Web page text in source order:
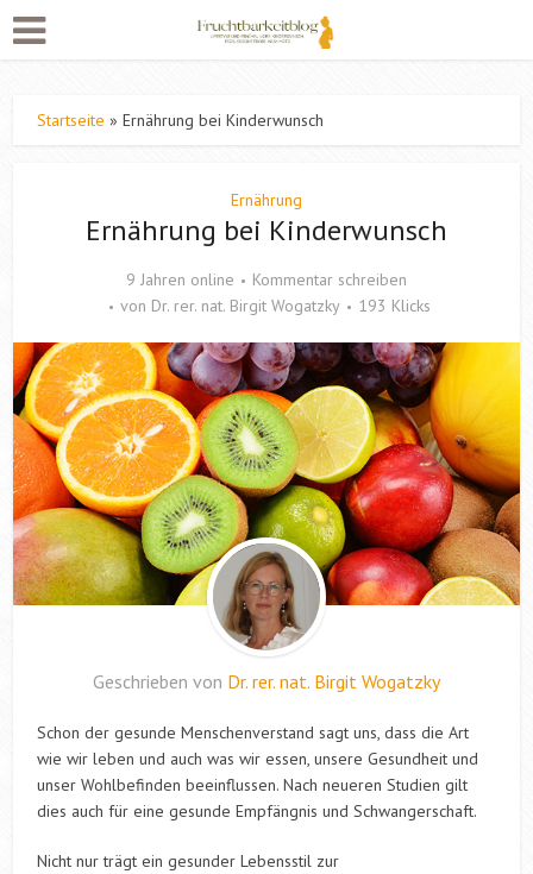
Startseite »Ernährung bei Kinderwunsch
Ernährung
Ernährung bei Kinderwunsch
9 Jahren online
Kommentar schreiben
von Dr. rer. nat. Birgit Wogatzky 193 Klicks
Geschrieben von Dr. rer. nat. Birgit Wogatzky
Schon der gesunde Menschenverstand sagt uns, dass die Art
wie wir leben und auch was wir essen, unsere Gesundheit und
unser Wohlbefinden beeinflussen. Nach neueren Studien gilt
dies auch für eine gesunde Empfängnis und Schwangerschaft.
Nicht nur trägt ein gesunder Lebensstil zur